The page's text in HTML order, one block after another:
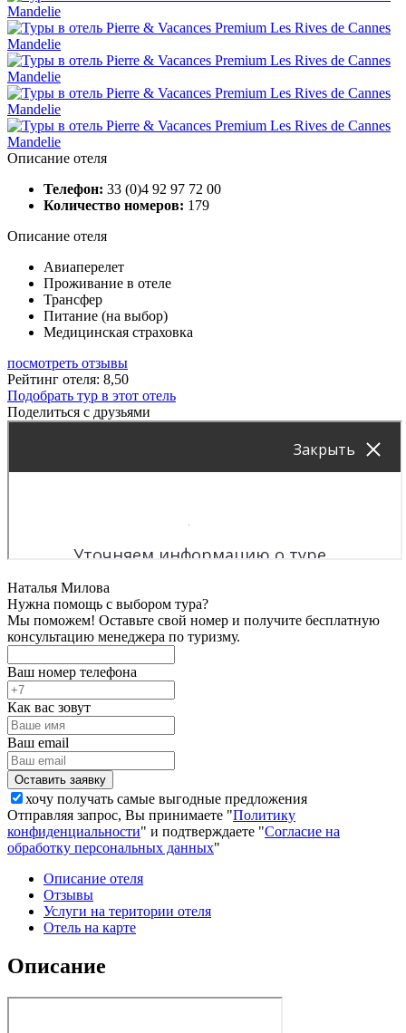
Описание отеля
Телефон: 33 (0)4 92 97 72 00
Количество номеров: 179
Описание отеля
Авиаперелет
Проживание в отеле
Трансфер
Питание (на выбор)
Медицинская страховка
посмотреть отзывы
Рейтинг отеля: 8,50
Подобрать тур в этот отель
Поделиться с друзьями
Наталья Милова
Нужна помощь с выбором тура?
Мы поможем! Оставьте свой номер и получите бесплатную
консультацию менеджера по туризму.
Ваш номер телефона
Как вас зовут
Ваш email
хочу получать самые выгодные предложения
Отправляя запрос, Вы принимаете "Политику
конфиденциальности" и подтверждаете "Согласие на
обработку персональных данных"
Описание отеля
Отзывы
Услуги на територии отеля
Отель на карте
Описание